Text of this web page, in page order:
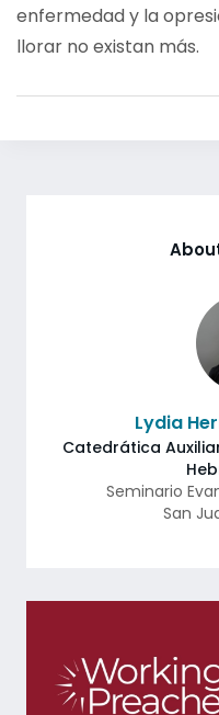
enfermedad y la
llorar no existan más.
Lydia
Catedrática
Seminario
San